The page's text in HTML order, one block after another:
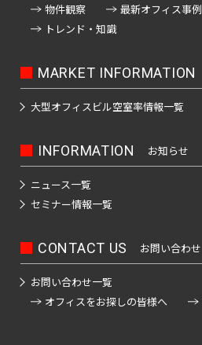
物件観察
最新オフィス事例
トレンド・知識
MARKET INFORMATION
大型オフィスビル空室率情報一覧
INFORMATION お知らせ
ニュース一覧
セミナー情報一覧
CONTACT US お問い合わせ
お問い合わせ一覧
オフィスをお探しの皆様へ